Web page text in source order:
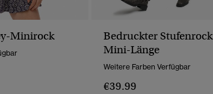
Minirock
Bedruckter
Mini-Länge
Weitere Farben Verfügbar
€39.99